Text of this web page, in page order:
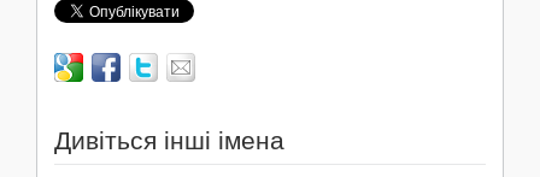
Дивіться інші імена